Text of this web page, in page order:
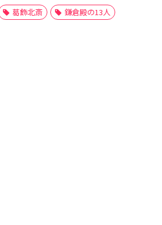
葛飾北斎 鎌倉殿の13人